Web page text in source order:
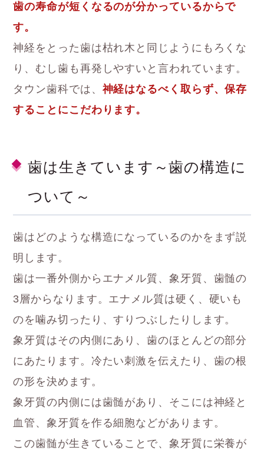
歯の寿命が短くなるのが分かっているからで
す。
神経をとった歯は枯れ木と同じようにもろくな
り、むし歯も再発しやすいと言われています。
タウン歯科では、 神経はなるべく取らず、保存
することにこだわります。
歯は生きています～歯の構造に
ついて～
歯はどのような構造になっているのかをまず説
明します。
歯は一番外側からエナメル質、象牙質、歯髄の
3層からなります。エナメル質は硬く、硬いも
のを噛み切ったり、すりつぶしたりします。
象牙質はその内側にあり、歯のほとんどの部分
にあたります。冷たい刺激を伝えたり、歯の根
の形を決めます。
象牙質の内側には歯髄があり、そこには神経と
血管、象牙質を作る細胞などがあります。
この歯髄が生きていることで、象牙質に栄養が